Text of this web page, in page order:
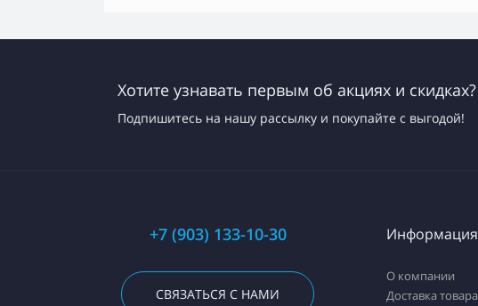
Хотите узнавать первым об акциях и скидках?
Подпишитесь на нашу рассылку и покупайте с выгодой!
+7 (903) 133-10-30
СВЯЗАТЬСЯ С НАМИ
Информация
О компании
Доставка товара